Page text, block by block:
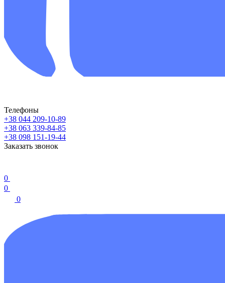
Телефоны
+38 044 209-10-89
+38 063 339-84-85
+38 098 151-19-44
Заказать звонок
0
0
0